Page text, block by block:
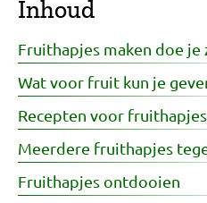
Inhoud
Fruithapjes maken doe je
Wat voor fruit kun je
Recepten voor fruithapjes
Meerdere fruithapjes
Fruithapjes ontdooien